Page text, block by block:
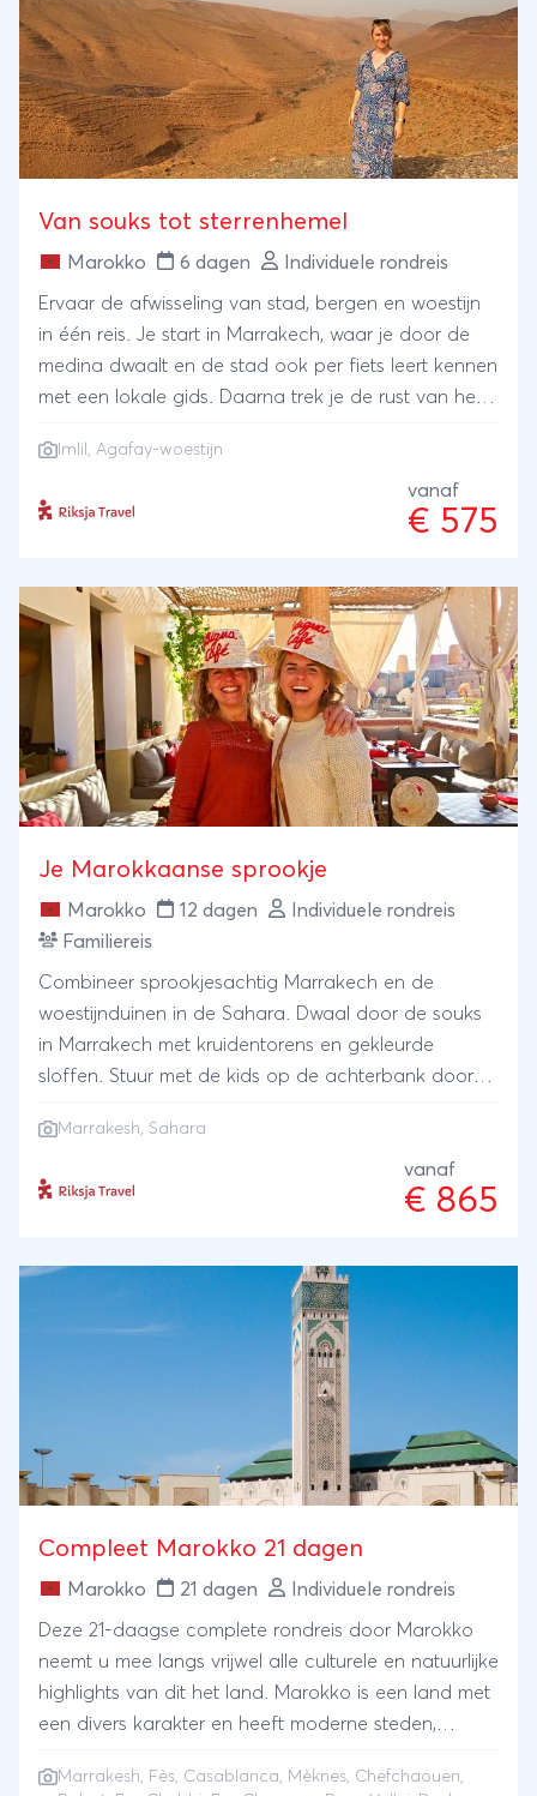
Van souks tot sterrenhemel
Marokko 6 dagen Individuele rondreis
Ervaar de afwisseling van stad, bergen en woestijn
in één reis. Je start in Marrakech, waar je door de
medina dwaalt en de stad ook per fiets leert kennen
met een lokale gids. Daarna trek je de rust van het
en groene valleien rond Imlil. Je sluit af in de
Agafay–woestijn, waar je slaapt in een comfortabel
kamp en onder de sterren je reis een bijzonder
Imlil, Agafay-woestijn
vanaf
€ 575
Je Marokkaanse sprookje
Marokko 12 dagen
Individuele rondreis
Familiereis
Combineer sprookjesachtig Marrakech en de
woestijnduinen in de Sahara. Dwaal door de souks
in Marrakech met kruidentorens en gekleurde
sloffen. Stuur met de kids op de achterbank door
eeuwenoude kasbahs om aan te komen in de
woestijn. Hobbel op de rug van een kameel en rol
zo de tent in voor een nacht onder de sterren.
Marrakesh, Sahara
vanaf
€ 865
Compleet Marokko 21 dagen
Marokko 21 dagen Individuele rondreis
Deze 21-daagse complete rondreis door Marokko
neemt u mee langs vrijwel alle culturele en natuurlijke
highlights van dit het land. Marokko is een land met
een divers karakter en heeft moderne steden,
Tijdens deze reis komt u in aanraking met alle
Marrakesh, Fès, Casablanca, Mèknes, Chefchaouen,